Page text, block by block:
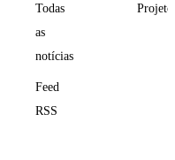
Todas
as
notícias
Feed
RSS